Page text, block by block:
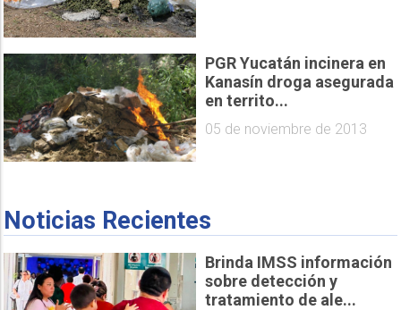
PGR Yucatán incinera en
Kanasín droga asegurada
en territo...
05 de noviembre de 2013
Noticias Recientes
Brinda IMSS información
sobre detección y
tratamiento de ale...